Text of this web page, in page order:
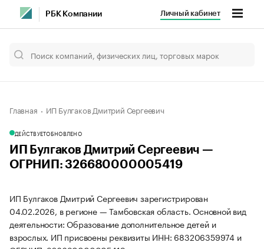
РБК Компании Личный кабинет
Главная ИП Булгаков Дмитрий Сергеевич
ДЕЙСТВУЕТОБНОВЛЕНО
ИП Булгаков Дмитрий Сергеевич —
ОГРНИП: 326680000005419
ИП Булгаков Дмитрий Сергеевич зарегистрирован
04.02.2026, в регионе — Тамбовская область. Основной вид
деятельности: Образование дополнительное детей и
взрослых. ИП присвоены реквизиты ИНН: 683206359974 и